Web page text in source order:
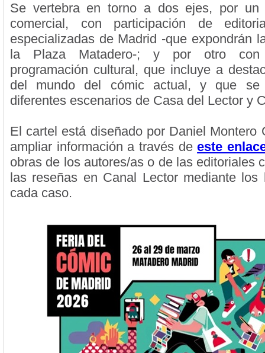
Se vertebra en torno a dos ejes, por un
comercial, con participación de
especializadas de Madrid -que expondrán
la Plaza Matadero-; y por otro con
programación cultural, que incluye a
del mundo del cómic actual, y que se
diferentes escenarios de Casa del Lector y
El cartel está diseñado por Daniel Montero
ampliar información a través deeste
obras de los autores/as o de las editoriales
las reseñas en Canal Lector mediante los
cada caso.